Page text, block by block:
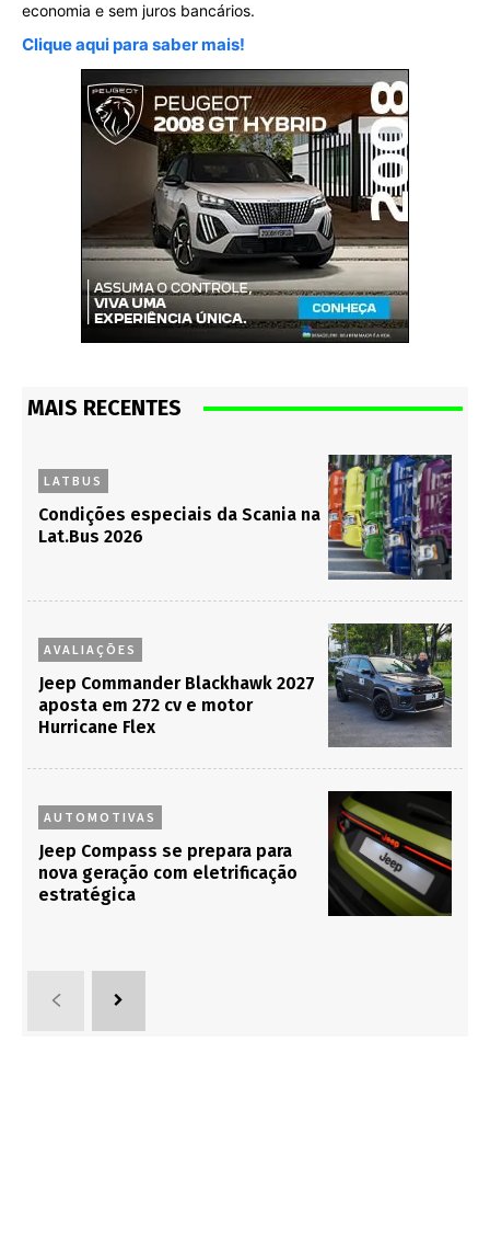
economia e sem juros bancários.
Clique aqui para saber mais!
MAIS RECENTES
LATBUS
Condições especiais da Scania na
Lat.Bus 2026
AVALIAÇÕES
Jeep Commander Blackhawk 2027
aposta em 272 cv e motor
Hurricane Flex
AUTOMOTIVAS
Jeep Compass se prepara para
nova geração com eletrificação
estratégica